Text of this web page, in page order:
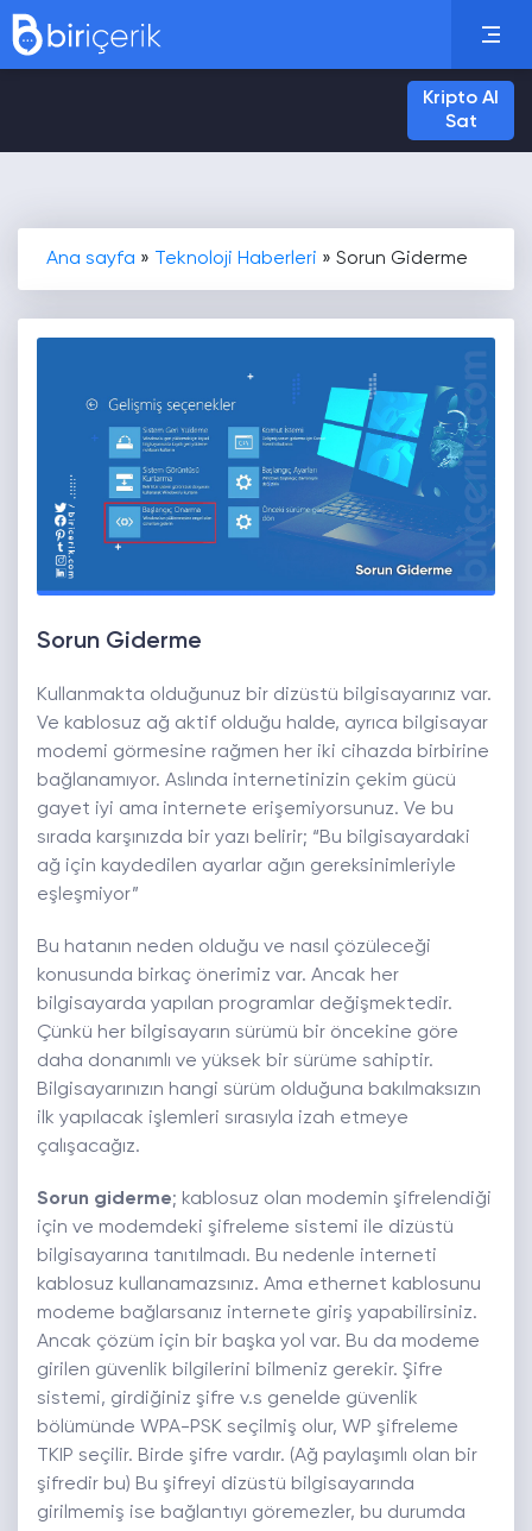
Kripto Al
Sat
Ana sayfa » Teknoloji Haberleri » Sorun Giderme
Sorun Giderme
Kullanmakta olduğunuz bir dizüstü bilgisayarınız var.
Ve kablosuz ağ aktif olduğu halde, ayrıca bilgisayar
modemi görmesine rağmen her iki cihazda birbirine
bağlanamıyor. Aslında internetinizin çekim gücü
gayet iyi ama internete erişemiyorsunuz. Ve bu
sırada karşınızda bir yazı belirir; “Bu bilgisayardaki
ağ için kaydedilen ayarlar ağın gereksinimleriyle
eşleşmiyor”
Bu hatanın neden olduğu ve nasıl çözüleceği
konusunda birkaç önerimiz var. Ancak her
bilgisayarda yapılan programlar değişmektedir.
Çünkü her bilgisayarın sürümü bir öncekine göre
daha donanımlı ve yüksek bir sürüme sahiptir.
Bilgisayarınızın hangi sürüm olduğuna bakılmaksızın
ilk yapılacak işlemleri sırasıyla izah etmeye
çalışacağız.
Sorun giderme; kablosuz olan modemin şifrelendiği
için ve modemdeki şifreleme sistemi ile dizüstü
bilgisayarına tanıtılmadı. Bu nedenle interneti
kablosuz kullanamazsınız. Ama ethernet kablosunu
modeme bağlarsanız internete giriş yapabilirsiniz.
Ancak çözüm için bir başka yol var. Bu da modeme
girilen güvenlik bilgilerini bilmeniz gerekir. Şifre
sistemi, girdiğiniz şifre v.s genelde güvenlik
bölümünde WPA-PSK seçilmiş olur, WP şifreleme
TKIP seçilir. Birde şifre vardır. (Ağ paylaşımlı olan bir
şifredir bu) Bu şifreyi dizüstü bilgisayarında
girilmemiş ise bağlantıyı göremezler, bu durumda